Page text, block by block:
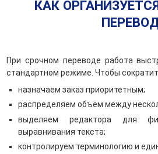
КАК
При срочном переводе работа
стандартном режиме. Чтобы
назначаем заказ приоритетным;
распределяем объём между
выделяем редактора для
выравнивания текста;
контролируем терминологию и